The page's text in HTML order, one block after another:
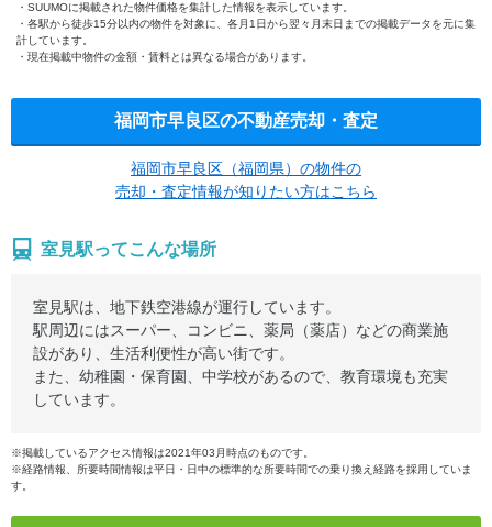
SUUMOに掲載された物件価格を集計した情報を表示しています。
各駅から徒歩15分以内の物件を対象に、各月1日から翌々月末日までの掲載データを元に集
計しています。
現在掲載中物件の金額・賃料とは異なる場合があります。
福岡市早良区の不動産売却・査定
福岡市早良区（福岡県）の物件の
売却・査定情報が知りたい方はこちら
室見駅ってこんな場所
室見駅は、地下鉄空港線が運行しています。
駅周辺にはスーパー、コンビニ、薬局（薬店）などの商業施
設があり、生活利便性が高い街です。
また、幼稚園・保育園、中学校があるので、教育環境も充実
しています。
※掲載しているアクセス情報は2021年03月時点のものです。
※経路情報、所要時間情報は平日・日中の標準的な所要時間での乗り換え経路を採用していま
す。